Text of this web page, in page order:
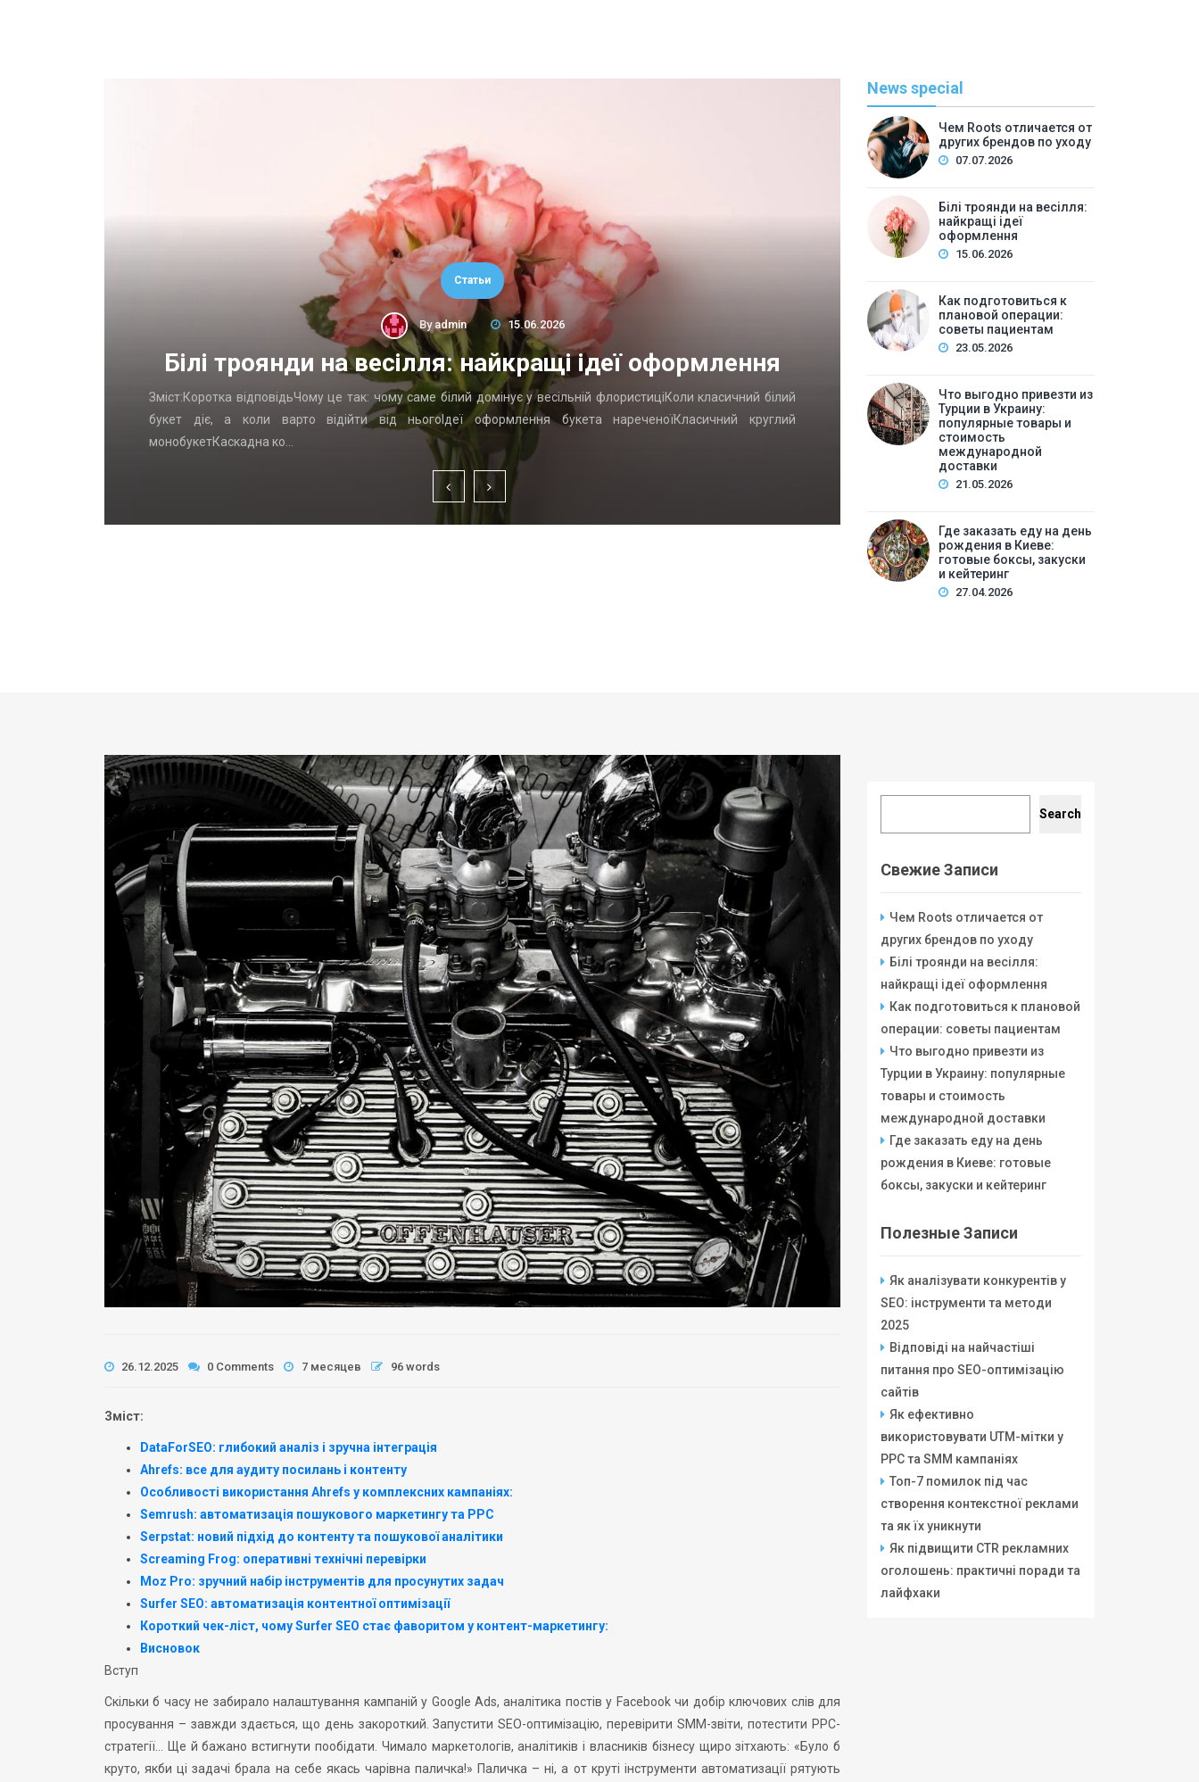
Статьи
By admin 15.06.2026
Білі троянди на весілля: найкращі ідеї оформлення
Зміст:Коротка відповідьЧому це так: чому саме білий домінує у весільній флористиціКоли класичний білий
букет діє, а коли варто відійти від ньогоІдеї оформлення букета нареченоїКласичний круглий
монобукетКаскадна ко…
Как подготовиться к
Содержание:Почему подготовка к операции —
операцииДиагностический этап: что нужно
продолжатьПитание и режим перед опер…
News special
Чем Roots отличается от
других брендов по уходу
07.07.2026
Білі троянди на весілля:
найкращі ідеї
оформлення
15.06.2026
Как подготовиться к
плановой операции:
советы пациентам
23.05.2026
Что выгодно привезти из
Турции в Украину:
популярные товары и
стоимость
международной
доставки
21.05.2026
Где заказать еду на день
рождения в Киеве:
готовые боксы, закуски
и кейтеринг
27.04.2026
26.12.2025 0 Comments 7 месяцев 96 words
Зміст:
DataForSEO: глибокий аналіз і зручна інтеграція
Ahrefs: все для аудиту посилань і контенту
Особливості використання Ahrefs у комплексних кампаніях:
Semrush: автоматизація пошукового маркетингу та PPC
Serpstat: новий підхід до контенту та пошукової аналітики
Screaming Frog: оперативні технічні перевірки
Moz Pro: зручний набір інструментів для просунутих задач
Surfer SEO: автоматизація контентної оптимізації
Короткий чек-ліст, чому Surfer SEO стає фаворитом у контент-маркетингу:
Висновок
Вступ
Скільки б часу не забирало налаштування кампаній у Google Ads, аналітика постів у Facebook чи добір ключових слів для
просування – завжди здається, що день закороткий. Запустити SEO-оптимізацію, перевірити SMM-звіти, потестити PPC-
стратегії… Ще й бажано встигнути пообідати. Чимало маркетологів, аналітиків і власників бізнесу щиро зітхають: «Було б
круто, якби ці задачі брала на себе якась чарівна паличка!» Паличка – ні, а от круті інструменти автоматизації рятують
Search
Свежие Записи
Чем Roots отличается от
других брендов по уходу
Білі троянди на весілля:
найкращі ідеї оформлення
Как подготовиться к плановой
операции: советы пациентам
Что выгодно привезти из
Турции в Украину: популярные
товары и стоимость
международной доставки
Где заказать еду на день
рождения в Киеве: готовые
боксы, закуски и кейтеринг
Полезные Записи
Як аналізувати конкурентів у
SEO: інструменти та методи
2025
Відповіді на найчастіші
питання про SEO-оптимізацію
сайтів
Як ефективно
використовувати UTM-мітки у
PPC та SMM кампаніях
Топ-7 помилок під час
створення контекстної реклами
та як їх уникнути
Як підвищити CTR рекламних
оголошень: практичні поради та
лайфхаки